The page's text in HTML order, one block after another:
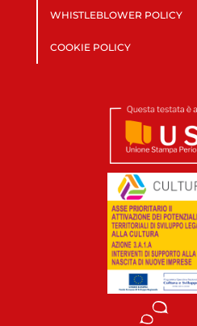
WHISTLEBLOWER POLICY
COOKIE POLICY